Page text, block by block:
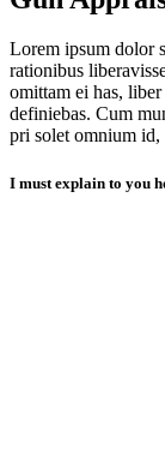
Lorem ipsum dolor
rationibus
omittam ei has,
definiebas. Cum
pri solet omnium id,
I must explain to you